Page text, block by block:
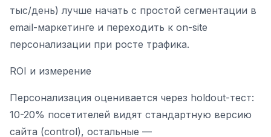
тыс/день) лучше начать с простой сегментации в
email-маркетинге и переходить к on-site
персонализации при росте трафика.
ROI и измерение
Персонализация оценивается через holdout-тест:
10-20% посетителей видят стандартную версию
сайта (control), остальные —